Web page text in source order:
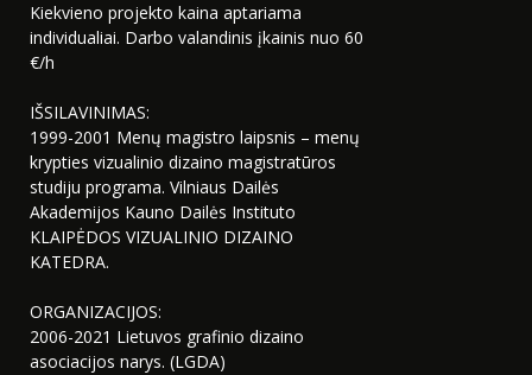
Kiekvieno projekto kaina aptariama
individualiai. Darbo valandinis įkainis nuo 60
€/h
IŠSILAVINIMAS:
1999-2001 Menų magistro laipsnis – menų
krypties vizualinio dizaino magistratūros
studiju programa. Vilniaus Dailės
Akademijos Kauno Dailės Instituto
KLAIPĖDOS VIZUALINIO DIZAINO
KATEDRA.
ORGANIZACIJOS:
2006-2021 Lietuvos grafinio dizaino
asociacijos narys. (LGDA)